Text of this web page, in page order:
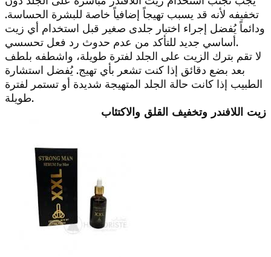
تخفيفه لأنه قد يسبب تهيجاً إضافياً خاصة للبشرة الحساسة.
ودائماً يُفضل إجراء اختبار جلدى صغير قبل استخدام أي زيت
أساسي جديد للتأكد من عدم حدوث رد فعل تحسسي.
لا تقم بترك الزيت على الجلد لفترة طويلة، واشطفه بلطف
بعد بضع دقائق إذا كنت تشعر بأي تهيج. يُفضل استشارة
الطبيب إذا كانت حالة الجلد المتهيجة شديدة أو تستمر لفترة
طويلة.
زيت اللافندر وتخفيف القلق والاكتئاب